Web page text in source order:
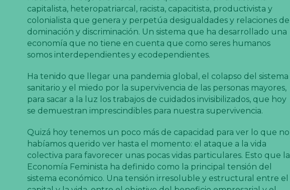
capitalista, heteropatriarcal, racista, capacitista, productivista y
colonialista que genera y perpetúa desigualdades y relaciones de
dominación y discriminación. Un sistema que ha desarrollado una
economía que no tiene en cuenta que como seres humanos
somos interdependientes y ecodependientes.
Ha tenido que llegar una pandemia global, el colapso del sistema
sanitario y el miedo por la supervivencia de las personas mayores,
para sacar a la luz los trabajos de cuidados invisibilizados, que hoy
se demuestran imprescindibles para nuestra supervivencia.
Quizá hoy tenemos un poco más de capacidad para ver lo que no
habíamos querido ver hasta el momento: el ataque a la vida
colectiva para favorecer unas pocas vidas particulares. Esto que la
Economía Feminista ha definido como la principal tensión del
sistema económico. Una tensión irresoluble y estructural entre el